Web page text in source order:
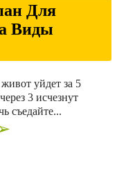
Для
Виды
уйдет за 5
3 исчезнут
съедайте...